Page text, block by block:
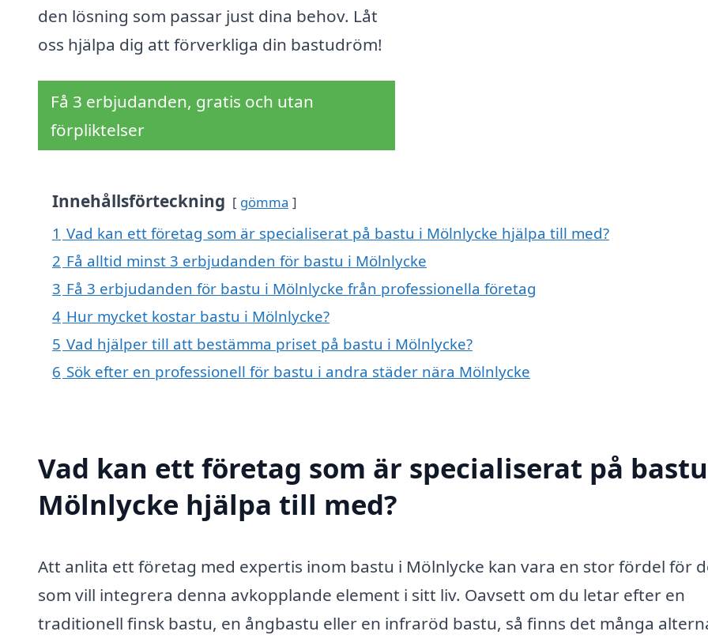
den lösning som passar just dina behov. Låt
oss hjälpa dig att förverkliga din bastudröm!
Få 3 erbjudanden, gratis och utan
förpliktelser
Innehållsförteckning gömma
1 Vad kan ett företag som är specialiserat på bastu i Mölnlycke hjälpa till med?
2 Få alltid minst 3 erbjudanden för bastu i Mölnlycke
3 Få 3 erbjudanden för bastu i Mölnlycke från professionella företag
4 Hur mycket kostar bastu i Mölnlycke?
5 Vad hjälper till att bestämma priset på bastu i Mölnlycke?
6 Sök efter en professionell för bastu i andra städer nära Mölnlycke
Vad kan ett företag som är specialiserat på
Mölnlycke hjälpa till med?
Att anlita ett företag med expertis inom bastu i Mölnlycke kan vara en stor fördel för
som vill integrera denna avkopplande element i sitt liv. Oavsett om du letar efter en
traditionell finsk bastu, en ångbastu eller en infraröd bastu, så finns det många